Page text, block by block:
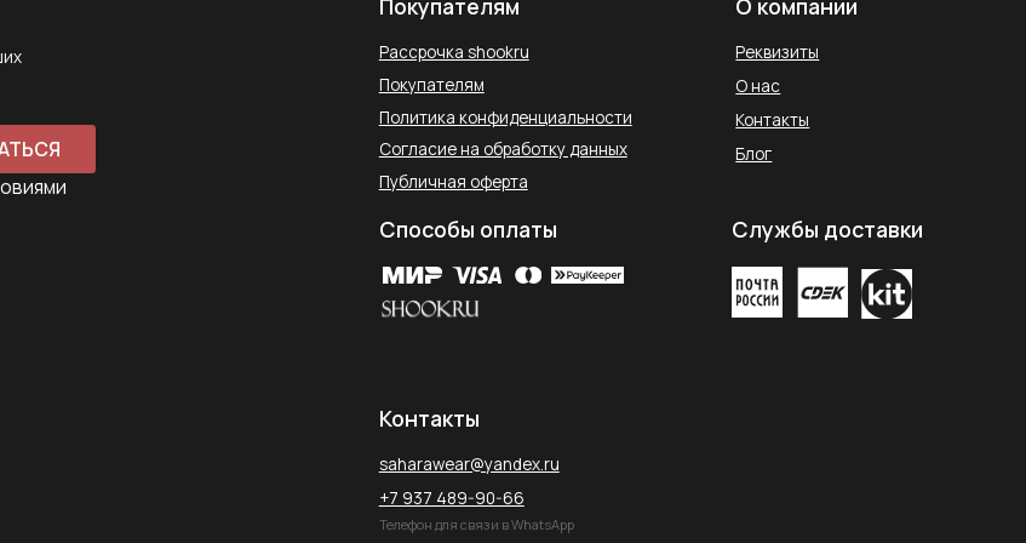
Комсомольская улица, 2к2
Телефон для связи в WhatsApp
+7 937 489-90-66
saharawear@yandex.ru